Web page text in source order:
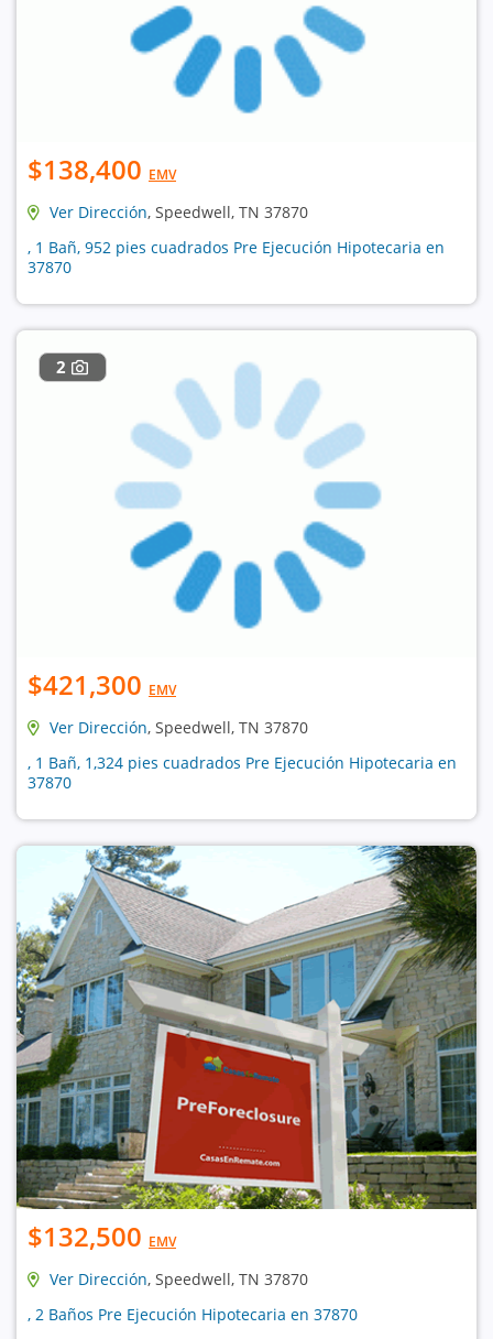
$138,400 EMV
Ver Dirección, Speedwell, TN 37870
, 1 Bañ, 952 pies cuadrados Pre Ejecución Hipotecaria en
37870
2
$421,300 EMV
Ver Dirección, Speedwell, TN 37870
, 1 Bañ, 1,324 pies cuadrados Pre Ejecución Hipotecaria en
37870
$132,500 EMV
Ver Dirección, Speedwell, TN 37870
, 2 Baños Pre Ejecución Hipotecaria en 37870